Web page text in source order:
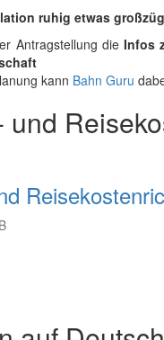
ruhig etwas
Antragstellung die Infos
kann Bahn Guru
und